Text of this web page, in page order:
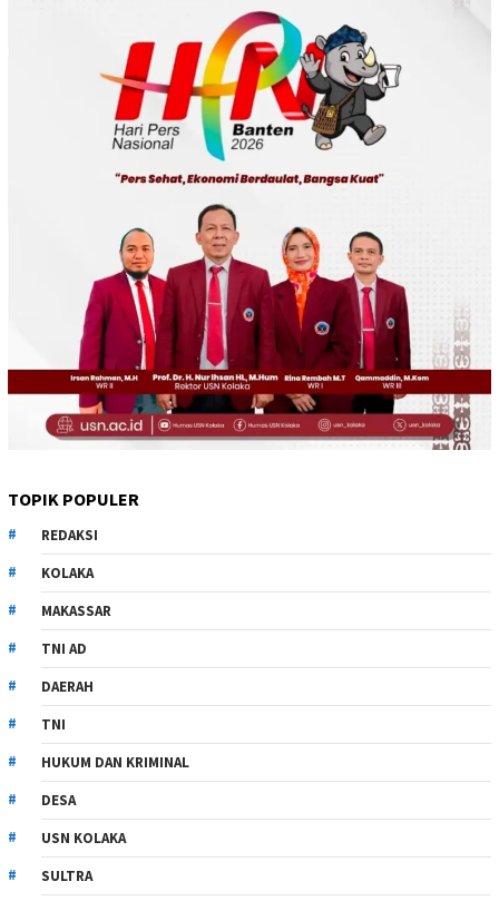
TOPIK POPULER
REDAKSI
KOLAKA
MAKASSAR
TNI AD
DAERAH
TNI
HUKUM DAN KRIMINAL
DESA
USN KOLAKA
SULTRA